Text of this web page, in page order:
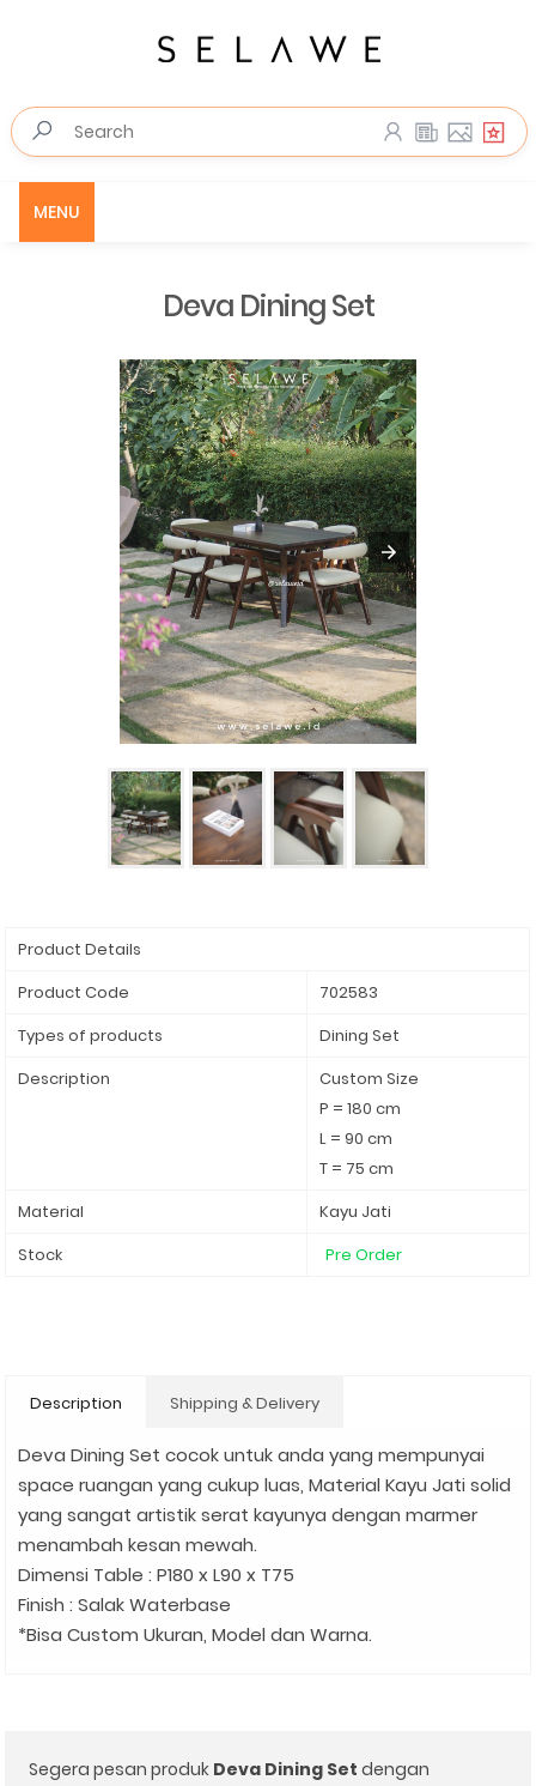
MENU
Deva Dining Set
Product Details
Product Code
702583
Types of products
Dining Set
Description
Custom Size
P = 180 cm
L = 90 cm
T = 75 cm
Material
Kayu Jati
Stock
Pre Order
Description Shipping & Delivery
Deva Dining Set cocok untuk anda yang mempunyai
space ruangan yang cukup luas, Material Kayu Jati solid
yang sangat artistik serat kayunya dengan marmer
menambah kesan mewah.
Dimensi Table : P180 x L90 x T75
Finish : Salak Waterbase
*Bisa Custom Ukuran, Model dan Warna.
Segera pesan produk Deva Dining Set dengan